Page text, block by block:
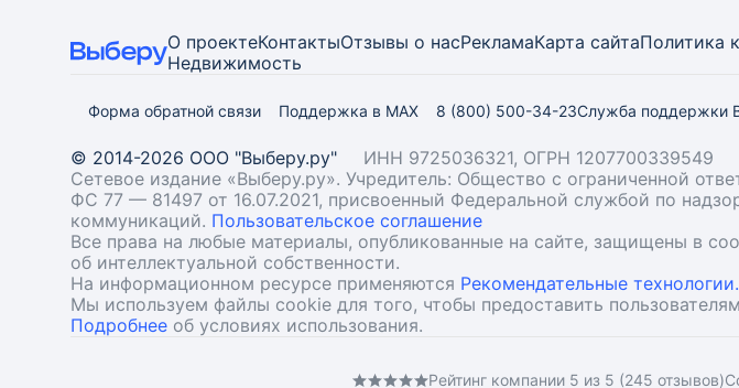
О проектеКонтактыОтзывы о насРекламаКарта сайтаПолитика
Недвижимость
Форма обратной связи Поддержка в MAX 8 (800) 500-34-23Служба поддержки
© 2014-2026 ООО "Выберу.ру"
ИНН 9725036321, ОГРН 1207700339549
Сетевое издание «Выберу.ру». Учредитель: Общество с ограниченной
ФС 77 — 81497 от 16.07.2021, присвоенный Федеральной службой по
коммуникаций. Пользовательское соглашение
Все права на любые материалы, опубликованные на сайте, защищены в
об интеллектуальной собственности.
На информационном ресурсе применяются Рекомендательные технологии.
Мы используем файлы cookie для того, чтобы предоставить
Подробнее об условиях использования.
Рейтинг компании 5 из 5 (245 отзывов)